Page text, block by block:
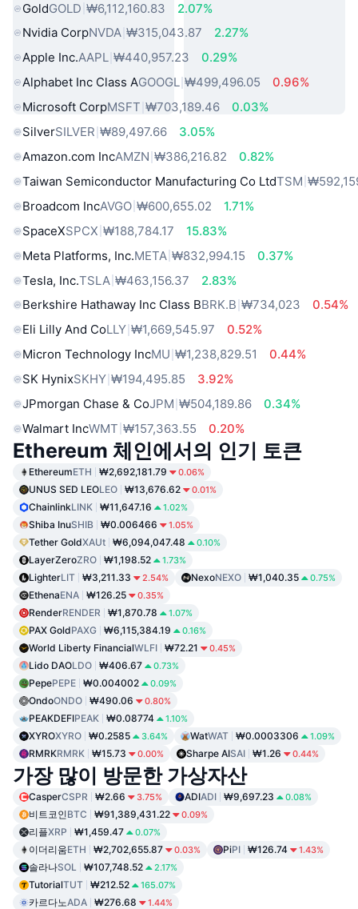
GoldGOLD ₩6,112,160.83
2.07%
Nvidia CorpNVDA ₩315,043.87
2.27%
Apple Inc.AAPL ₩440,957.23
0.29%
Alphabet Inc Class AGOOGL ₩499,496.05
0.96%
Microsoft CorpMSFT ₩703,189.46
0.03%
SilverSILVER ₩89,497.66
3.05%
Amazon.com IncAMZN ₩386,216.82
0.82%
Taiwan Semiconductor Manufacturing Co LtdTSM
Broadcom IncAVGO ₩600,655.02
1.71%
SpaceXSPCX ₩188,784.17
15.83%
Meta Platforms, Inc.META ₩832,994.15
0.37%
Tesla, Inc.TSLA ₩463,156.37
2.83%
Berkshire Hathaway Inc Class BBRK.B ₩734,023
0.54%
Eli Lilly And CoLLY ₩1,669,545.97
0.52%
Micron Technology IncMU ₩1,238,829.51
0.44%
SK HynixSKHY ₩194,495.85
3.92%
JPmorgan Chase & CoJPM ₩504,189.86
0.34%
Walmart IncWMT ₩157,363.55 0.20%
Ethereum 체인에서의 인기 토큰
EthereumETH ₩2,692,181.79 0.06%
UNUS SED LEOLEO ₩13,676.62 0.01%
ChainlinkLINK ₩11,647.16 1.02%
Shiba InuSHIB ₩0.006466 1.05%
Tether GoldXAUt ₩6,094,047.48 0.10%
LayerZeroZRO ₩1,198.52 1.73%
LighterLIT ₩3,211.33 2.54% NexoNEXO ₩1,040.35 0.75%
EthenaENA ₩126.25 0.35%
RenderRENDER ₩1,870.78 1.07%
PAX GoldPAXG ₩6,115,384.19 0.16%
World Liberty FinancialWLFI ₩72.21 0.45%
Lido DAOLDO ₩406.67 0.73%
PepePEPE ₩0.004002 0.09%
OndoONDO ₩490.06 0.80%
PEAKDEFIPEAK ₩0.08774 1.10%
XYROXYRO ₩0.2585 3.64% WatWAT ₩0.0003306 1.09%
RMRKRMRK ₩15.73 0.00% Sharpe AISAI ₩1.26 0.44%
가장 많이 방문한 가상자산
CasperCSPR ₩2.66 3.75% ADIADI ₩9,697.23 0.08%
비트코인BTC ₩91,389,431.22 0.09%
리플XRP ₩1,459.47 0.07%
이더리움ETH ₩2,702,655.87 0.03% PiPI ₩126.74 1.43%
솔라나SOL ₩107,748.52 2.17%
TutorialTUT ₩212.52 165.07%
카르다노ADA ₩276.68 1.44%